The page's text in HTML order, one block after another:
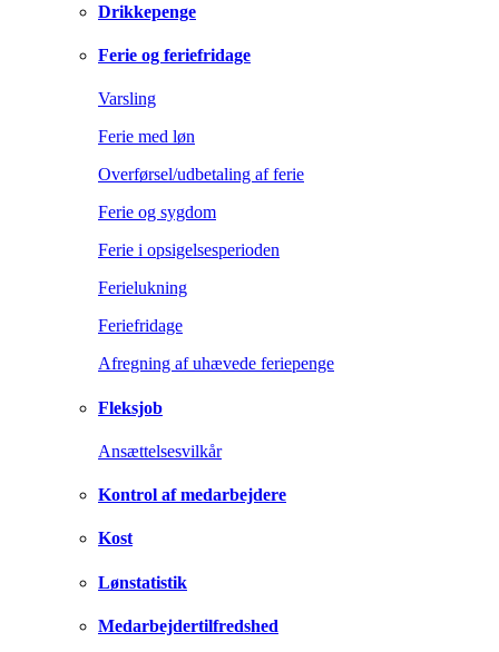
Drikkepenge
Ferie og feriefridage
Varsling
Ferie med løn
Overførsel/udbetaling af ferie
Ferie og sygdom
Ferie i opsigelsesperioden
Ferielukning
Feriefridage
Afregning af uhævede feriepenge
Fleksjob
Ansættelsesvilkår
Kontrol af medarbejdere
Kost
Lønstatistik
Medarbejdertilfredshed